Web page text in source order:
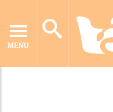
MENU Accueil